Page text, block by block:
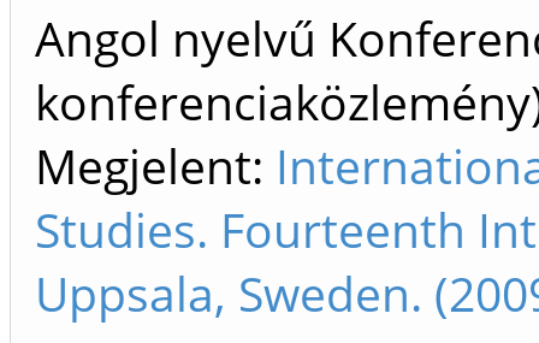
Angol nyelvű
Megjelent:
Studies. Fourteenth
Uppsala, Sweden.